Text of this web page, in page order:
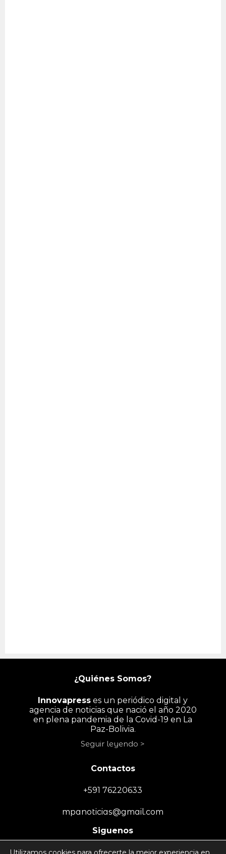
¿Quiénes Somos?
Innovapress es un periódico digital y
agencia de noticias que nació el año 2020
en plena pandemia de la Covid-19 en La
Paz-Bolivia.
Seguir leyendo >
Contactos
+591 76220633
mpanoticias@gmail.com
Siguenos